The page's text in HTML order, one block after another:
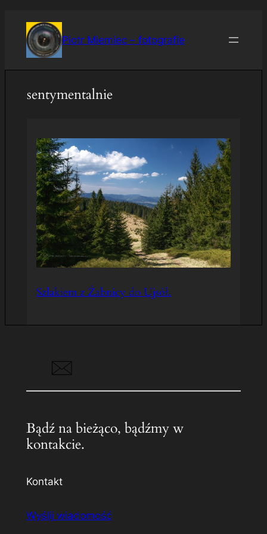
treści
Piotr Miemiec – fotografie
sentymentalnie
Szlakiem z Żabnicy do Ujsół.
Bądź na bieżąco, bądźmy w
kontakcie.
Kontakt
Wyślij wiadomość